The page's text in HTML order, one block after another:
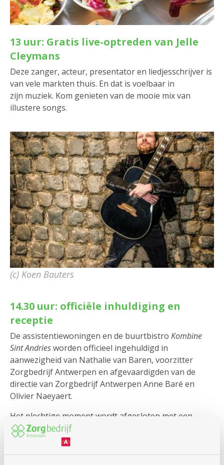
13 uur: Gratis live-optreden van Jelle
Cleymans
Deze zanger, acteur, presentator en liedjesschrijver is
van vele markten thuis. En dat is voelbaar in
zijn muziek. Kom genieten van de mooie mix van
illustere songs.
(c) Koen Bauters
14.30 uur: officiële inhuldiging en
receptie
De assistentiewoningen en de buurtbistro Kombine
Sint Andriesworden officieel ingehuldigd in
aanwezigheid van Nathalie van Baren, voorzitter
Zorgbedrijf Antwerpen en afgevaardigden van de
directie van Zorgbedrijf Antwerpen Anne Baré en
Olivier Naeyaert.
Het plechtige moment wordt afgesloten met een
receptie en feestgebak. De taart wordt aangesneden
door de voorzitter. Er is een gratis stuk taart met
cava/mocktail voor iedereen.